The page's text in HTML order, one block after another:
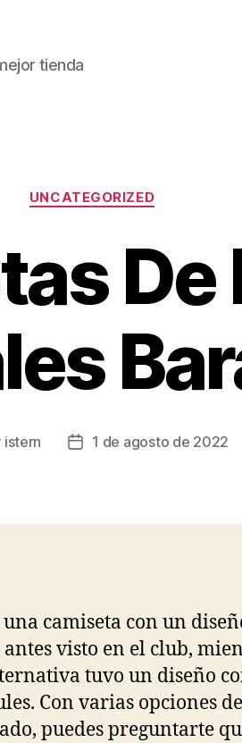
tienda
Categorías
UNCATEGORIZED
De
istern
Fecha1 de agosto de 2022
camiseta con un
visto en el club,
tuvo un diseño
Con varias opciones
puedes preguntarte